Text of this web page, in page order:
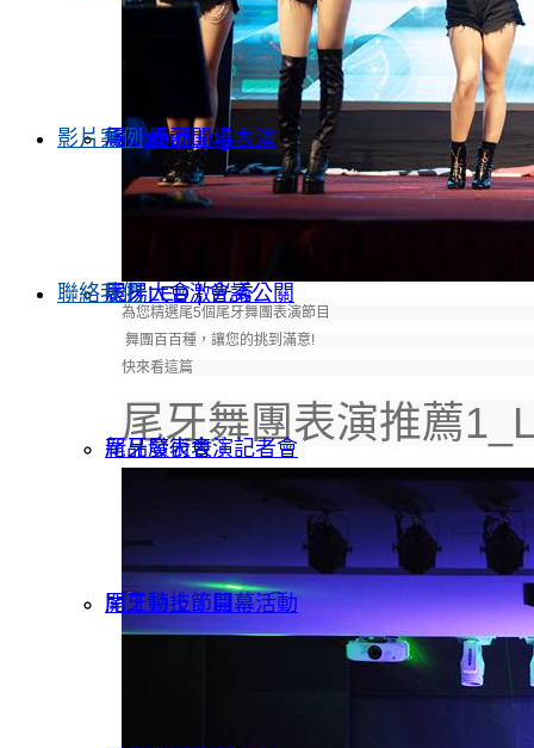
Teambuilding
表揚大會 | 會議公關
新品發表會｜記者會
開工動土｜開幕活動
尾牙春酒開場表演
尾牙LED激光秀
尾牙魔術表演
尾牙特技節目
場地設計
影片案例
聯絡我們
為您精選尾5個尾牙舞團表演節目
舞團百百種，讓您的挑到滿意!
快來看這篇
尾牙舞團表演推薦